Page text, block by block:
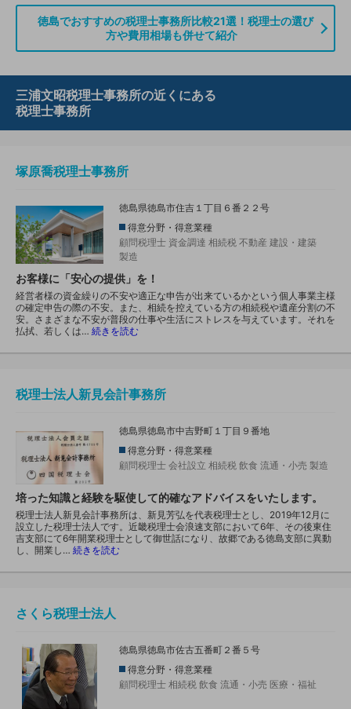
無料登録のご案内はこちら
徳島でおすすめの税理士事務所比較21選！税理士の選び
方や費用相場も併せて紹介
三浦文昭税理士事務所の近くにある
税理士事務所
塚原喬税理士事務所
徳島県徳島市住吉１丁目６番２２号
得意分野・得意業種
顧問税理士 資金調達 相続税 不動産 建設・建築
製造
お客様に「安心の提供」を！
経営者様の資金繰りの不安や適正な申告が出来ているかという個人事業主様
の確定申告の際の不安。また、相続を控えている方の相続税や遺産分割の不
安。さまざまな不安が普段の仕事や生活にストレスを与えています。それを
払拭、若しくは… 続きを読む
税理士法人新見会計事務所
徳島県徳島市中吉野町１丁目９番地
得意分野・得意業種
顧問税理士 会社設立 相続税 飲食 流通・小売 製造
培った知識と経験を駆使して的確なアドバイスをいたします。
税理士法人新見会計事務所は、新見芳弘を代表税理士とし、2019年12月に
設立した税理士法人です。近畿税理士会浪速支部において6年、その後東住
吉支部にて6年開業税理士として御世話になり、故郷である徳島支部に異動
し、開業し… 続きを読む
さくら税理士法人
徳島県徳島市佐古五番町２番５号
得意分野・得意業種
顧問税理士 相続税 飲食 流通・小売 医療・福祉